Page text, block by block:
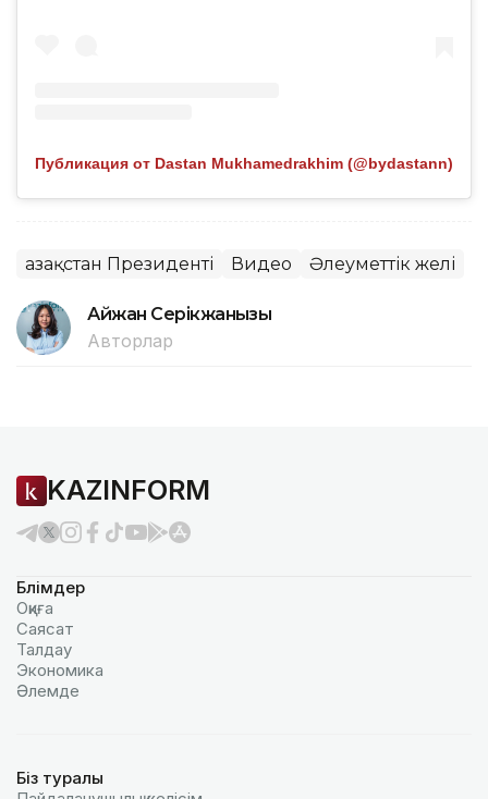
Публикация от Dastan Mukhamedrakhim (@bydastann)
Қазақстан Президенті Видео Әлеуметтік желі
Айжан Серікжанқызы
Авторлар
KAZINFORM
Бөлімдер
Оқиға
Саясат
Талдау
Экономика
Әлемде
Біз туралы